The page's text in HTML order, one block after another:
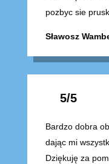
pozbyc sie
Sławosz
5/5
Bardzo dobra
dając mi
Dziękuję za